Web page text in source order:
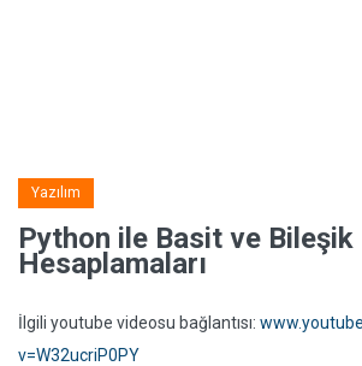
Yazılım
Python ile Basit ve Bileşik
Hesaplamaları
İlgili youtube videosu bağlantısı:
v=W32ucriP0PY